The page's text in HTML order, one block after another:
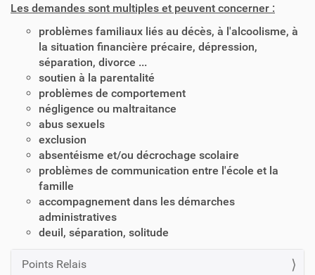
Les demandes sont multiples et peuvent concerner :
problèmes familiaux liés au décès, à l'alcoolisme, à
la situation financière précaire, dépression,
séparation, divorce ...
soutien à la parentalité
problèmes de comportement
négligence ou maltraitance
abus sexuels
exclusion
absentéisme et/ou décrochage scolaire
problèmes de communication entre l'école et la
famille
accompagnement dans les démarches
administratives
deuil, séparation, solitude
N
Points Relais